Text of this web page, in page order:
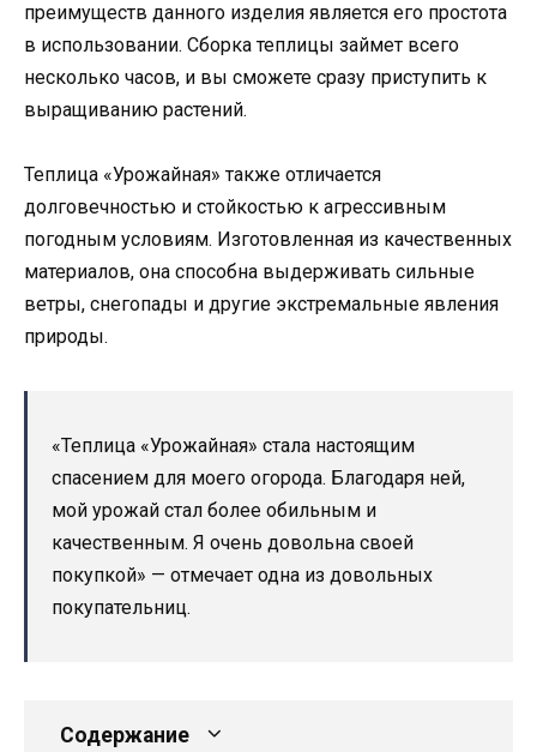
преимуществ данного изделия является его простота
в использовании. Сборка теплицы займет всего
несколько часов, и вы сможете сразу приступить к
выращиванию растений.
Теплица «Урожайная» также отличается
долговечностью и стойкостью к агрессивным
погодным условиям. Изготовленная из качественных
материалов, она способна выдерживать сильные
ветры, снегопады и другие экстремальные явления
природы.
«Теплица «Урожайная» стала настоящим
спасением для моего огорода. Благодаря ней,
мой урожай стал более обильным и
качественным. Я очень довольна своей
покупкой» — отмечает одна из довольных
покупательниц.
Содержание